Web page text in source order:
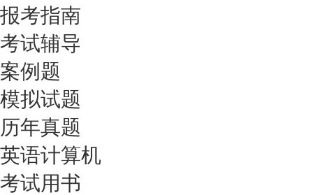
报考指南
考试辅导
案例题
模拟试题
历年真题
英语计算机
考试用书